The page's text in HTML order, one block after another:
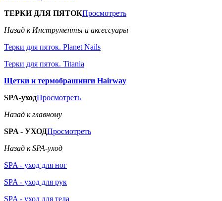
ТЕРКИ ДЛЯ ПЯТОКПросмотреть
Назад к Инструменты и аксессуары
Терки для пяток. Planet Nails
Терки для пяток. Titania
Щетки и термобрашинги Hairway
SPA-уходПросмотреть
Назад к главному
SPA - УХОДПросмотреть
Назад к SPA-уход
SPA - уход для ног
SPA - уход для рук
SPA - уход для тела